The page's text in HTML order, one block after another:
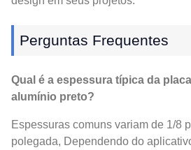
Perguntas Frequentes
Qual é a espessura típica da
alumínio preto?
Espessuras comuns variam de 1/8
polegada, Dependendo do